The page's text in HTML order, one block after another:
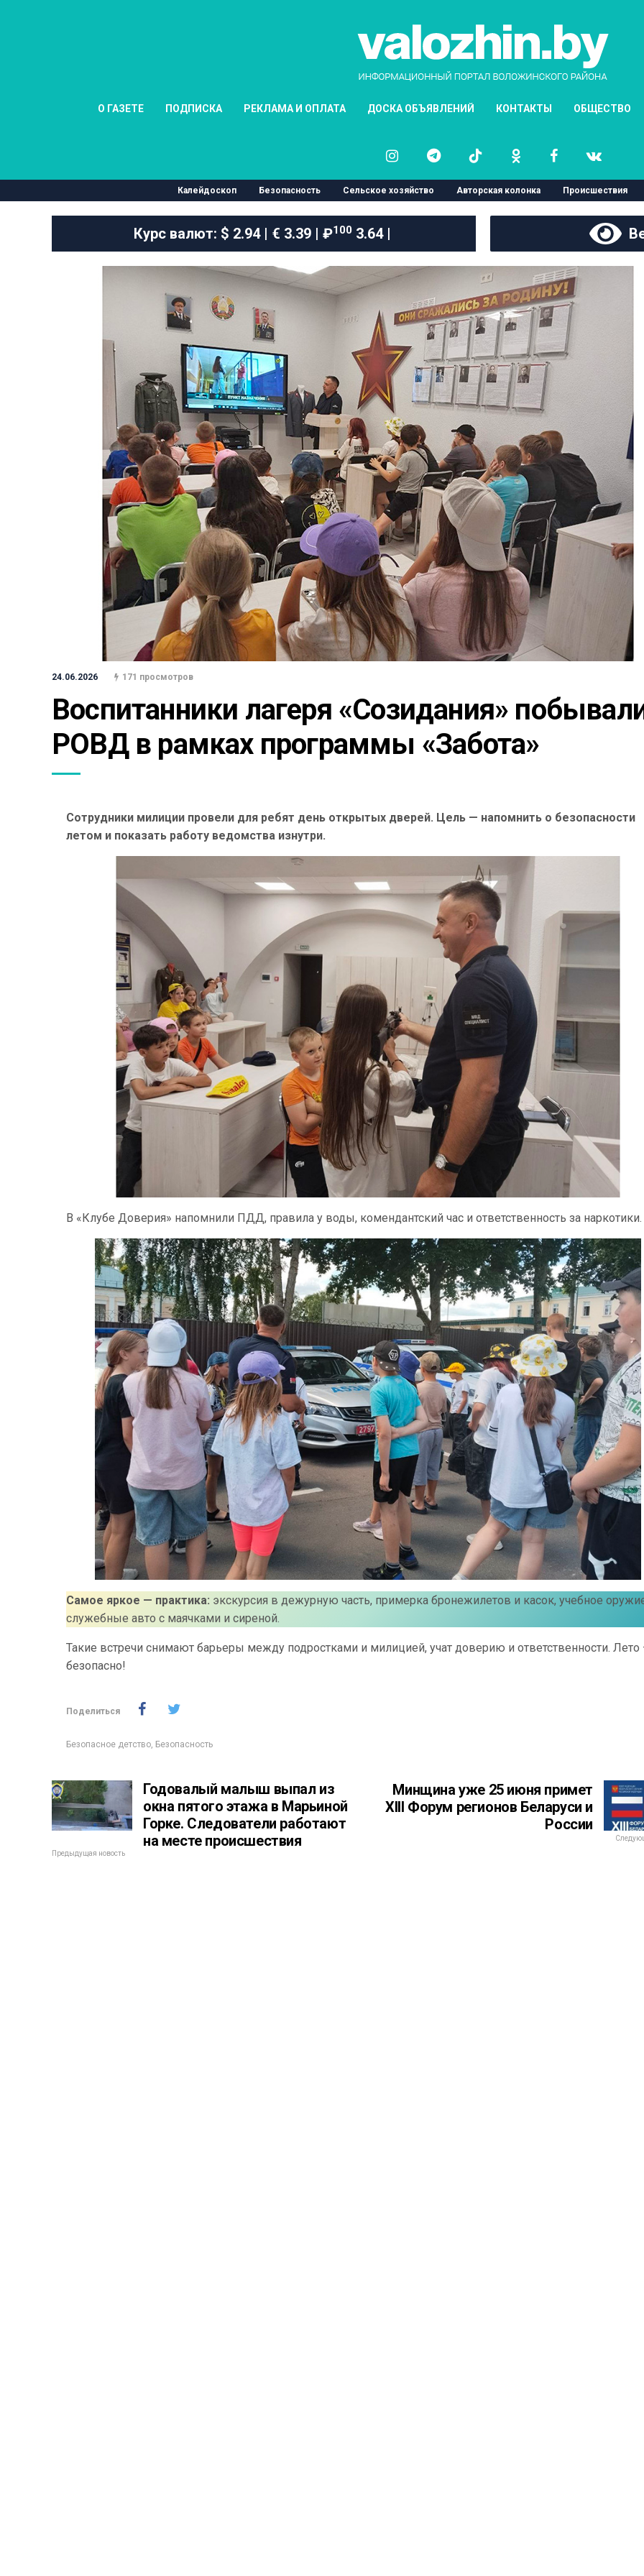
О ГАЗЕТЕ ПОДПИСКА РЕКЛАМА И ОПЛАТА ДОСКА ОБЪЯВЛЕНИЙ КОНТАКТЫ ОБЩЕСТВО
Калейдоскоп Безопасность Сельское хозяйство Авторская колонка Происшествия
Курс валют: $ 2.94 | € 3.39 | ₽1003.64 |
24.06.2026 171 просмотров
Воспитанники лагеря «Созидания»
РОВД в рамках программы «Забота»
Сотрудники милиции провели для ребят день открытых дверей. Цель — напомнить о безопасности
летом и показать работу ведомства изнутри.
В «Клубе Доверия» напомнили ПДД, правила у воды, комендантский час и ответственность за наркотики.
Самое яркое — практика: экскурсия в дежурную часть, примерка бронежилетов и касок, учебное
служебные авто с маячками и сиреной.
Такие встречи снимают барьеры между подростками и милицией, учат доверию и ответственности. Лето
безопасно!
Поделиться
Безопасное детство, Безопасность
Годовалый малыш выпал из
окна пятого этажа в Марьиной
Горке. Следователи работают
на месте происшествия
Предыдущая новость
Минщина уже 25 июня примет
XIII Форум регионов Беларуси и
России